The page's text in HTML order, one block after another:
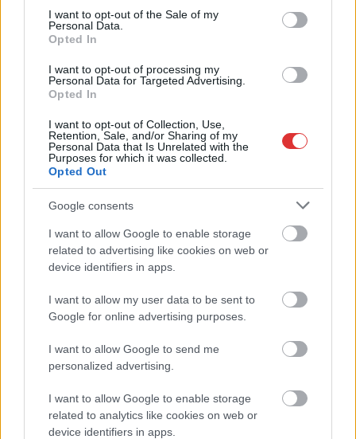
consent section.
I want to opt-out of the Sale of my
Personal Data.
Opted In
I want to opt-out of processing my
Personal Data for Targeted Advertising.
Opted In
I want to opt-out of Collection, Use,
Retention, Sale, and/or Sharing of my
Personal Data that Is Unrelated with the
Purposes for which it was collected.
Opted Out
Google consents
I want to allow Google to enable storage
related to advertising like cookies on web or
device identifiers in apps.
I want to allow my user data to be sent to
Google for online advertising purposes.
I want to allow Google to send me
personalized advertising.
I want to allow Google to enable storage
related to analytics like cookies on web or
device identifiers in apps.
Jászteleken és Karcagon – videó
2024.10.18.
A Jász-Nagykun-
őrizetbe kábítószer-
kereskedelem gyanúja
TOVÁBB OLVASOM
JNSZ megyei hírek drog, jásztelek , kábítószer, ,pszichoaktív
rendőrség
Jászteleki dílereket vontak ki a forgalomból
A jászsági rendőrök a
Vármegyei Rendőr-
főkapitányság Tisza